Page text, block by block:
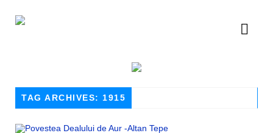
TAG ARCHIVES: 1915